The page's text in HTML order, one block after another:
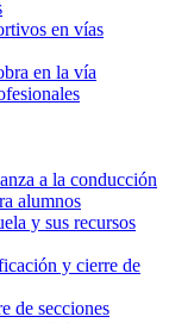
en vías
en la vía
a la conducción
alumnos
y sus recursos
y cierre de
de secciones